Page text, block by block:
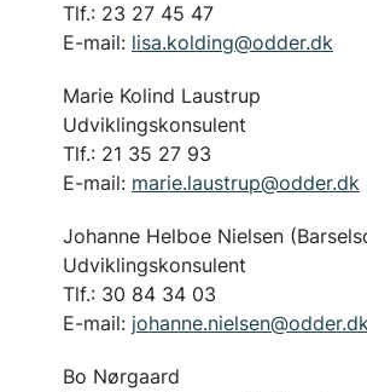
Tlf.: 23 27 45 47
E-mail: lisa.kolding@odder.dk
Marie Kolind Laustrup
Udviklingskonsulent
Tlf.: 21 35 27 93
E-mail: marie.laustrup@odder.dk
Johanne Helboe Nielsen
Udviklingskonsulent
Tlf.: 30 84 34 03
E-mail:
Bo Nørgaard